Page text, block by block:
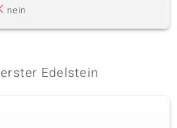
nein
Edelstein